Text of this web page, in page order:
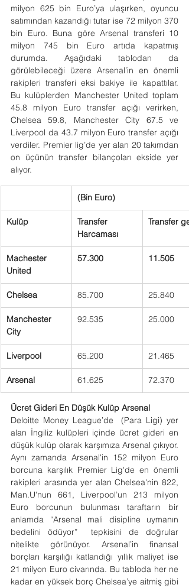
milyon 625 bin Euro’ya ulaşırken, oyuncu
satımından kazandığı tutar ise 72 milyon 370
bin Euro. Buna göre Arsenal transferi 10
milyon 745 bin Euro artıda kapatmış
durumda. Aşağıdaki tablodan da
görülebileceği üzere Arsenal’in en önemli
rakipleri transferi eksi bakiye ile kapattılar.
Bu kulüplerden Manchester United toplam
45.8 milyon Euro transfer açığı verirken,
Chelsea 59.8, Manchester City 67.5 ve
Liverpool da 43.7 milyon Euro transfer açığı
verdiler. Premier lig’de yer alan 20 takımdan
on üçünün transfer bilançoları ekside yer
alıyor.
(Bin Euro)
Kulüp
Transfer
Harcaması
Transfer
Machester
United
57.300 11.505
Chelsea 85.700 25.840
Manchester
City
92.535 25.000
Liverpool 65.200 21.465
Arsenal 61.625 72.370
Ücret Gideri En Düşük Kulüp Arsenal
Deloitte Money League’de  (Para Ligi) yer
alan İngiliz kulüpleri içinde ücret gideri en
düşük kulüp olarak karşımıza Arsenal çıkıyor.
Aynı zamanda Arsenal'in 152 milyon Euro
borcuna karşılık Premier Lig'de en önemli
rakipleri arasında yer alan Chelsea'nin 822,
Man.U'nun 661, Liverpool’un 213 milyon
Euro borcunun bulunması taraftarın bir
anlamda “Arsenal mali disipline uymanın
bedelini ödüyor”  tepkisini de doğrular
nitelikte görünüyor. Arsenal’in finansal
borçları karşılığı katlandığı yıllık maliyet ise
21 milyon Euro civarında. Bu tabloda her ne
kadar en yüksek borç Chelsea’ye aitmiş gibi